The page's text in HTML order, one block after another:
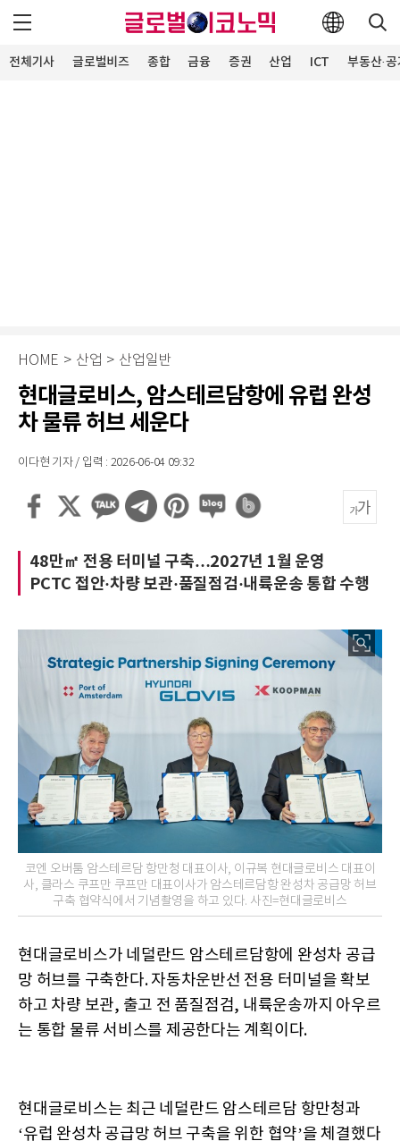
전체기사 글로벌비즈 종합 금융 증권 산업 ICT 부동산·
HOME > 산업 > 산업일반
현대글로비스, 암스테르담항에 유럽 완성
차 물류 허브 세운다
이다현 기자 / 입력 : 2026-06-04 09:32
48만㎡ 전용 터미널 구축…2027년 1월 운영
PCTC 접안·차량 보관·품질점검·내륙운송 통합 수행
코엔 오버툼 암스테르담 항만청 대표이사, 이규복 현대글로비스 대표이
사, 클라스 쿠프만 쿠프만 대표이사가 암스테르담항 완성차 공급망 허브
구축 협약식에서 기념촬영을 하고 있다. 사진=현대글로비스
현대글로비스가 네덜란드 암스테르담항에 완성차 공급
망 허브를 구축한다. 자동차운반선 전용 터미널을 확보
하고 차량 보관, 출고 전 품질점검, 내륙운송까지 아우르
는 통합 물류 서비스를 제공한다는 계획이다.
현대글로비스는 최근 네덜란드 암스테르담 항만청과
‘유럽 완성차 공급망 허브 구축을 위한 협약’을 체결했다